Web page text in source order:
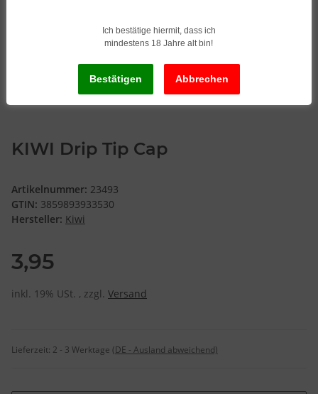
KIWI Drip Tip Cap
Artikelnummer: 23493
GTIN: 3859893933530
Hersteller: Kiwi
3,95
inkl. 19% USt. , zzgl. Versand
Lieferzeit: 2 - 3 Werktage (DE - Ausland abweichend)
Ich bestätige hiermit, dass ich
mindestens 18 Jahre alt bin!